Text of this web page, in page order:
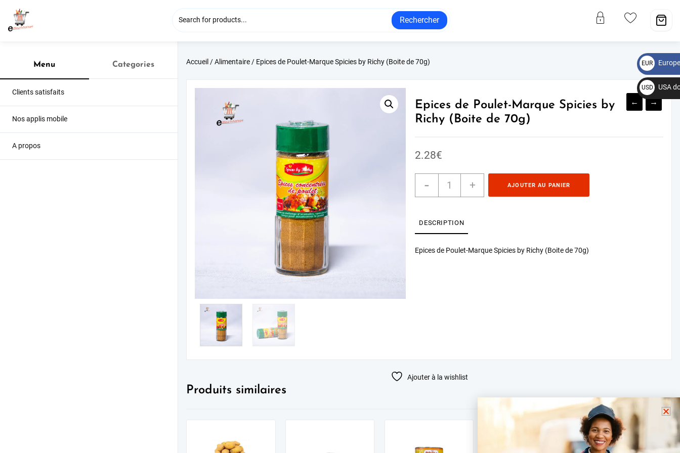
Rechercher
Menu Categories
Clients satisfaits
Nos applis mobile
A propos
Accueil /Alimentaire/ Epices de Poulet-Marque Spicies by Richy (Boite de 70g)
← →
Epices de Poulet-Marque Spicies by
Richy (Boite de 70g)
2.28€
- + AJOUTER AU PANIER
DESCRIPTION
Epices de Poulet-Marque Spicies by Richy (Boite de 70g)
Ajouter à la wishlist
Produits similaires
EUR
€
USD
$
USA